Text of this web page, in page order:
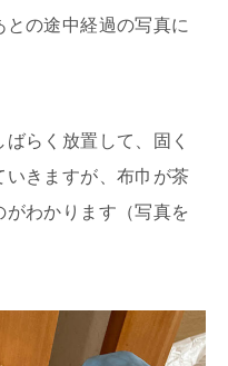
との途中経過の写真に
らく放置して、固く
きますが、布巾が茶
わかります（写真を